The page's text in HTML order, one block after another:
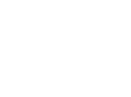
sus datos
productos y servicios,
sobre sus datos.
y los servicios?
y servicios, solo